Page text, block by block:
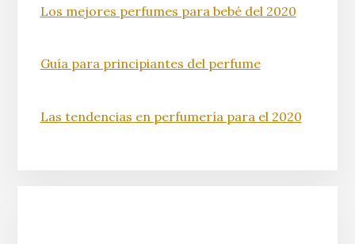
Los mejores perfumes para bebé del 2020
Guía para principiantes del perfume
Las tendencias en perfumería para el 2020